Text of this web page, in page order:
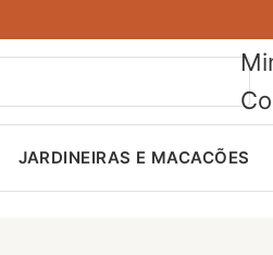
JARDINEIRAS E MACACÕES